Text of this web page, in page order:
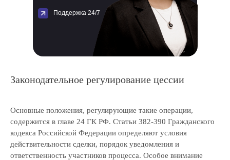
Поддержка 24/7
Законодательное регулирование цессии
Основные положения, регулирующие такие операции,
содержится в главе 24 ГК РФ. Статьи 382-390 Гражданского
кодекса Российской Федерации определяют условия
действительности сделки, порядок уведомления и
ответственность участников процесса. Особое внимание